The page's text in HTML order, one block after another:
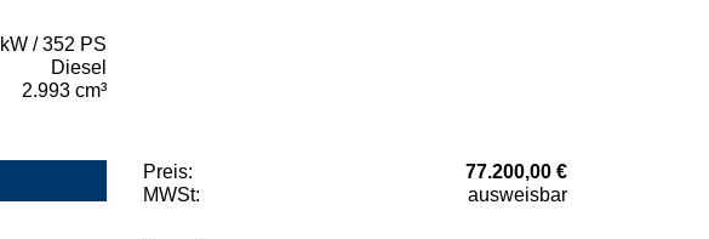
/ 352 PS
Diesel
2.993 cm³
Preis:
77.200,00 €
MWSt:
ausweisbar